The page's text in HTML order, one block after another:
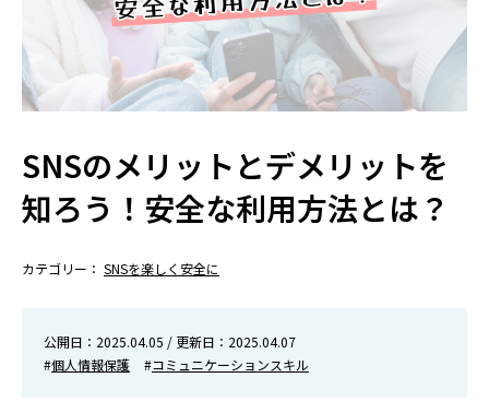
SNSのメリットとデメリットを
知ろう！安全な利用方法とは？
カテゴリー： SNSを楽しく安全に
公開日：2025.04.05 / 更新日：2025.04.07
#個人情報保護 #コミュニケーションスキル